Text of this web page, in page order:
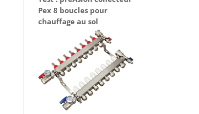
Pex 8 boucles pour
chauffage au sol